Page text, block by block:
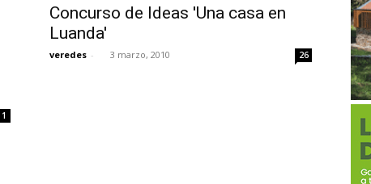
1
Concurso de Ideas 'Una casa en
Luanda'
veredes - 3 marzo, 2010 26